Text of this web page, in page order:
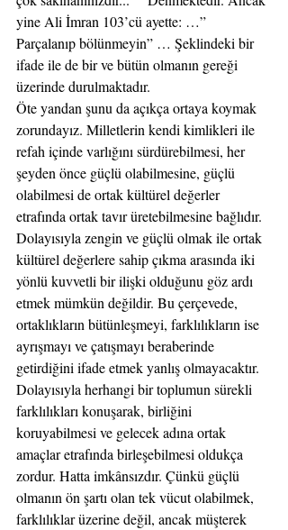
yine Ali İmran 103’cü ayette: …”
Parçalanıp bölünmeyin” … Şeklindeki bir
ifade ile de bir ve bütün olmanın gereği
üzerinde durulmaktadır.
Öte yandan şunu da açıkça ortaya koymak
zorundayız. Milletlerin kendi kimlikleri ile
refah içinde varlığını sürdürebilmesi, her
şeyden önce güçlü olabilmesine, güçlü
olabilmesi de ortak kültürel değerler
etrafında ortak tavır üretebilmesine bağlıdır.
Dolayısıyla zengin ve güçlü olmak ile ortak
kültürel değerlere sahip çıkma arasında iki
yönlü kuvvetli bir ilişki olduğunu göz ardı
etmek mümkün değildir. Bu çerçevede,
ortaklıkların bütünleşmeyi, farklılıkların ise
ayrışmayı ve çatışmayı beraberinde
getirdiğini ifade etmek yanlış olmayacaktır.
Dolayısıyla herhangi bir toplumun sürekli
farklılıkları konuşarak, birliğini
koruyabilmesi ve gelecek adına ortak
amaçlar etrafında birleşebilmesi oldukça
zordur. Hatta imkânsızdır. Çünkü güçlü
olmanın ön şartı olan tek vücut olabilmek,
farklılıklar üzerine değil, ancak müşterek